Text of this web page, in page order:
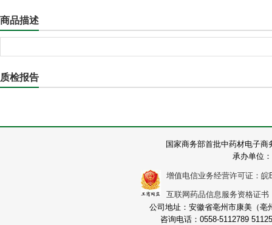
商品描述
质检报告
国家商务部首批中药材电子
承办单位
增值电信业务经营许可证：皖
互联网药品信息服务资格证
公司地址：安徽省亳州市康美（
咨询电话：0558-5112789